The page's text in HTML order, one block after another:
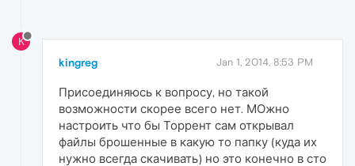
K
kingreg Jan 1, 2014, 8:53 PM
Присоединяюсь к вопросу, но такой
возможности скорее всего нет. МОжно
настроить что бы Торрент сам открывал
файлы брошенные в какую то папку (куда их
нужно всегда скачивать) но это конечно в сто